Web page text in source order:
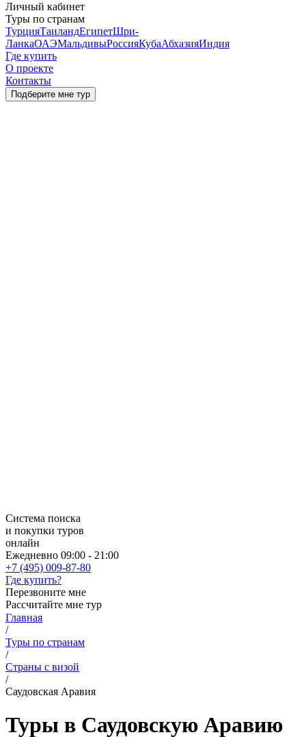
Личный кабинет
Туры по странам
ТурцияТаиландЕгипетШри-
ЛанкаОАЭМальдивыРоссияКубаАбхазияИндия
Где купить
О проекте
Контакты
Подберите мне тур
Система поиска
и покупки туров
онлайн
Ежедневно 09:00 - 21:00
+7 (495) 009-87-80
Где купить?
Перезвоните мне
Рассчитайте мне тур
Главная
/
Туры по странам
/
Страны с визой
/
Саудовская Аравия
Туры в Саудовскую Аравию